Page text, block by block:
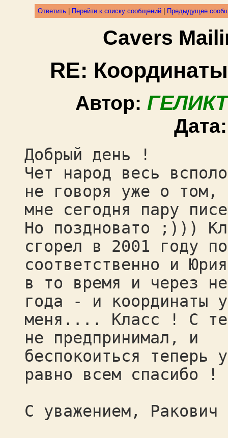
Ответить| Перейти к списку сообщений| Предыдущее
Cavers
RE:
Автор:
Добрый день !
Чет народ весь
не говоря уже о том,
мне сегодня пару
Но поздновато ;)))
сгорел в 2001 году
соответственно и
в то время и через
года - и координаты у
меня.... Класс ! С
не предпринимал, и
беспокоиться
равно всем спасибо
С уважением, Ракович